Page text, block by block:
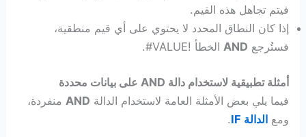
فيتم تجاهل هذه القيم.
إذا كان النطاق المحدد لا يحتوي على أي قيم منطقية،
فستُرجع AND الخطأ ‎#VALUE!‎.
أمثلة تطبيقية لاستخدام دالة AND على بيانات محددة
فيما يلي بعض الأمثلة العامة لاستخدام الدالة AND منفردة،
ومعالدالة IF .